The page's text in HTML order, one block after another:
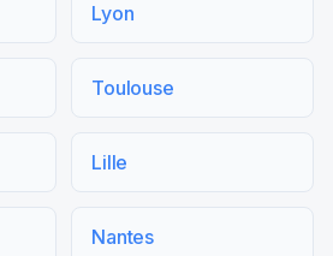
Lyon
Toulouse
Lille
Nantes